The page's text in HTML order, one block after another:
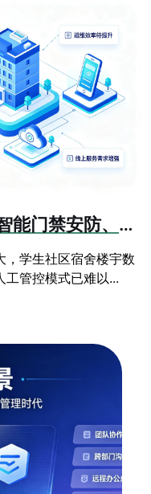
校园智慧宿舍管理系统：智能门禁安防、线上报修、人员信息化管控方案
，学生社区宿舍楼宇数
管控模式已难以...